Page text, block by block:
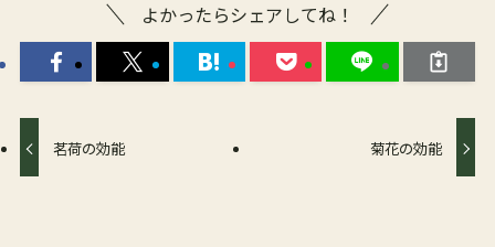
よかったらシェアしてね！
茗荷の効能 菊花の効能